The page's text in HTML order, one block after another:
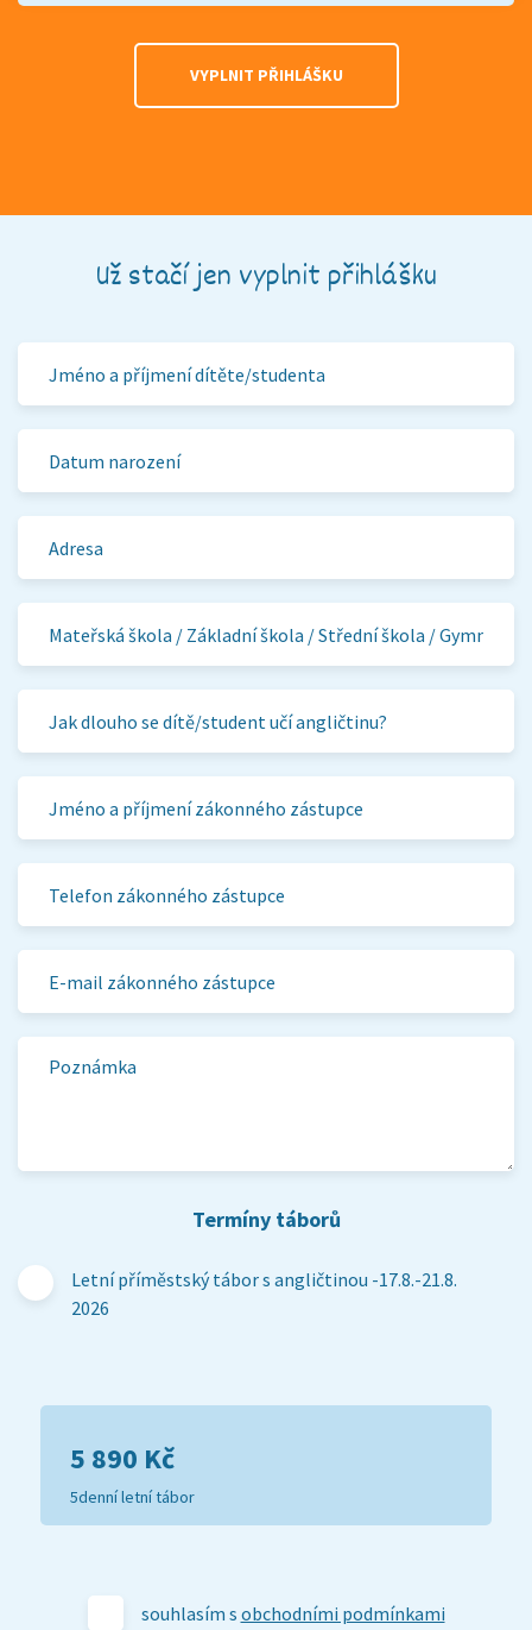
VYPLNIT PŘIHLÁŠKU
Už stačí jen vyplnit přihlášku
Termíny táborů
Letní příměstský tábor s angličtinou -17.8.-21.8.
2026
5 890 Kč
5denní letní tábor
souhlasím s obchodními podmínkami